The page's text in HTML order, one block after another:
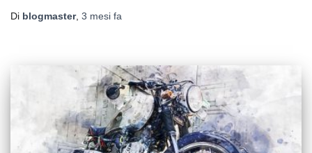
Di blogmaster, 3 mesi fa